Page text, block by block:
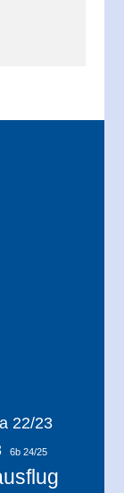
22/23
6b 24/25